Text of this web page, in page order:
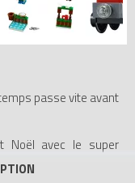
temps passe vite avant
Noël avec le super
24 super surprises